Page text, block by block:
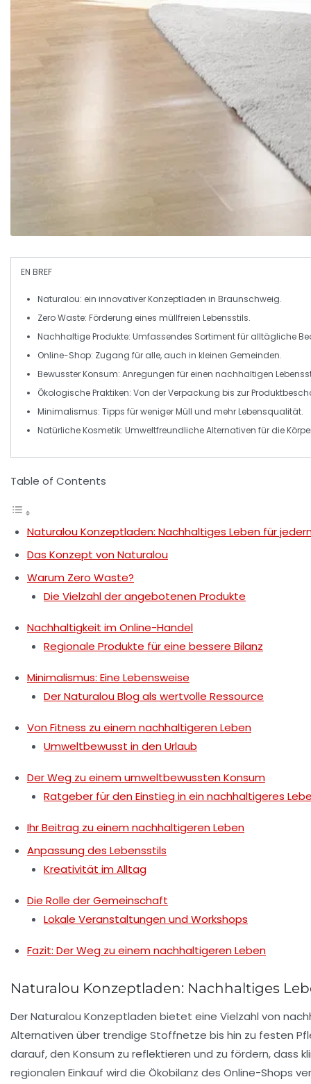
EN BREF
Naturalou: ein innovativer Konzeptladen in Braunschweig.
Zero Waste: Förderung eines müllfreien Lebensstils.
Nachhaltige Produkte: Umfassendes Sortiment für alltägliche
Online-Shop: Zugang für alle, auch in kleinen Gemeinden.
Bewusster Konsum: Anregungen für einen nachhaltigen
Ökologische Praktiken: Von der Verpackung bis zur
Minimalismus: Tipps für weniger Müll und mehr Lebensqualität.
Natürliche Kosmetik: Umweltfreundliche Alternativen für die
Table of Contents
Naturalou Konzeptladen: Nachhaltiges Leben für
Das Konzept von Naturalou
Warum Zero Waste?
Die Vielzahl der angebotenen Produkte
Nachhaltigkeit im Online-Handel
Regionale Produkte für eine bessere Bilanz
Minimalismus: Eine Lebensweise
Der Naturalou Blog als wertvolle Ressource
Von Fitness zu einem nachhaltigeren Leben
Umweltbewusst in den Urlaub
Der Weg zu einem umweltbewussten Konsum
Ratgeber für den Einstieg in ein nachhaltigeres
Ihr Beitrag zu einem nachhaltigeren Leben
Anpassung des Lebensstils
Kreativität im Alltag
Die Rolle der Gemeinschaft
Lokale Veranstaltungen und Workshops
Fazit: Der Weg zu einem nachhaltigeren Leben
Naturalou Konzeptladen: Nachhaltiges
DerNaturalou Konzeptladen bietet eine Vielzahl von
Alternativen über trendige Stoffnetze bis hin zu festen
darauf, den Konsum zu reflektieren und zu fördern, dass
regionalen Einkauf wird die Ökobilanz des Online-Shops